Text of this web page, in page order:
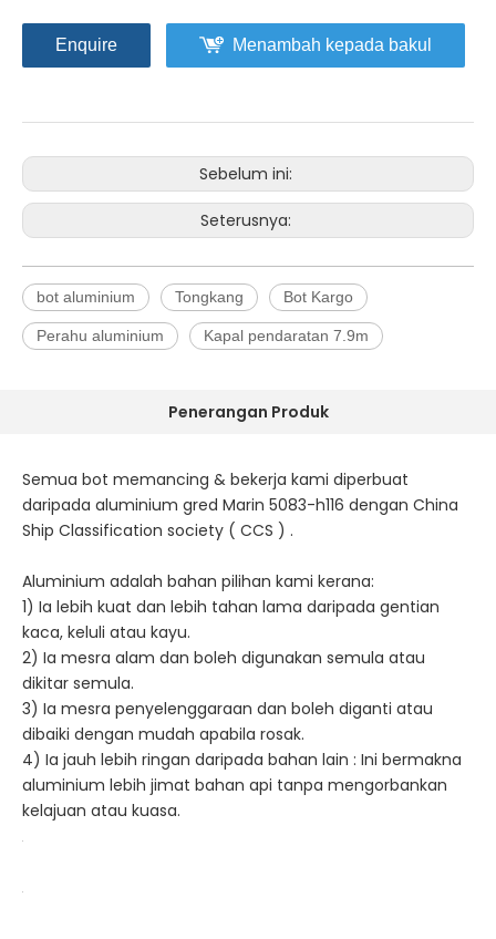
Enquire Menambah kepada bakul
Sebelum ini:
Seterusnya:
bot aluminium Tongkang Bot Kargo
Perahu aluminium Kapal pendaratan 7.9m
Penerangan Produk
Semua bot memancing & bekerja kami diperbuat
daripada aluminium gred Marin 5083-h116 dengan China
Ship Classification society ( CCS ) .
Aluminium adalah bahan pilihan kami kerana:
1) Ia lebih kuat dan lebih tahan lama daripada gentian
kaca, keluli atau kayu.
2) Ia mesra alam dan boleh digunakan semula atau
dikitar semula.
3) Ia mesra penyelenggaraan dan boleh diganti atau
dibaiki dengan mudah apabila rosak.
4) Ia jauh lebih ringan daripada bahan lain : Ini bermakna
aluminium lebih jimat bahan api tanpa mengorbankan
kelajuan atau kuasa.